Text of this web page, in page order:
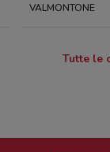
VALMONTONE
Tutte le